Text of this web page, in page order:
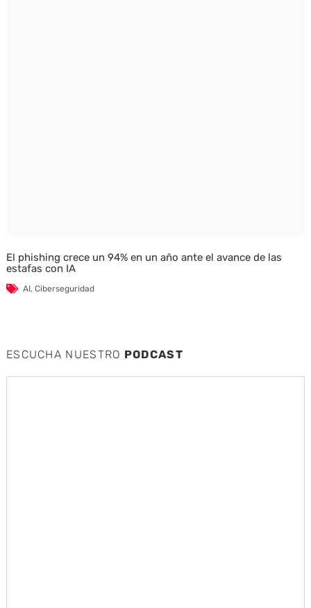
El phishing crece un 94% en un año ante el avance de las
estafas con IA
AI, Ciberseguridad
ESCUCHA NUESTRO PODCAST